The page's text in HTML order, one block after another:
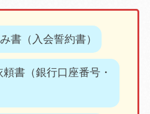
書（入会誓約書）
書（銀行口座番号・